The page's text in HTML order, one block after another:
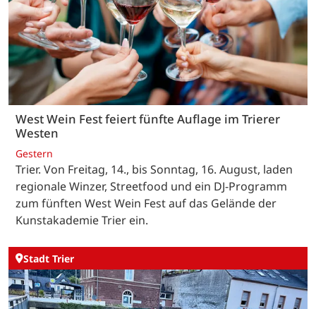
West Wein Fest feiert fünfte Auflage im Trierer
Westen
Gestern
Trier. Von Freitag, 14., bis Sonntag, 16. August, laden
regionale Winzer, Streetfood und ein DJ-Programm
zum fünften West Wein Fest auf das Gelände der
Kunstakademie Trier ein.
Stadt Trier